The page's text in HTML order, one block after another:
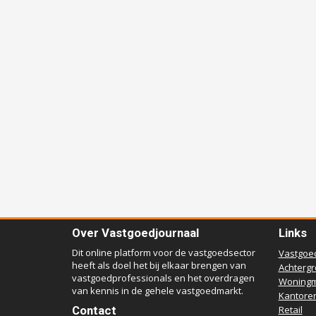
Over Vastgoedjournaal
Dit online platform voor de vastgoedsector
heeft als doel het bij elkaar brengen van
vastgoedprofessionals en het overdragen
van kennis in de gehele vastgoedmarkt.
Contact
Links
Retail